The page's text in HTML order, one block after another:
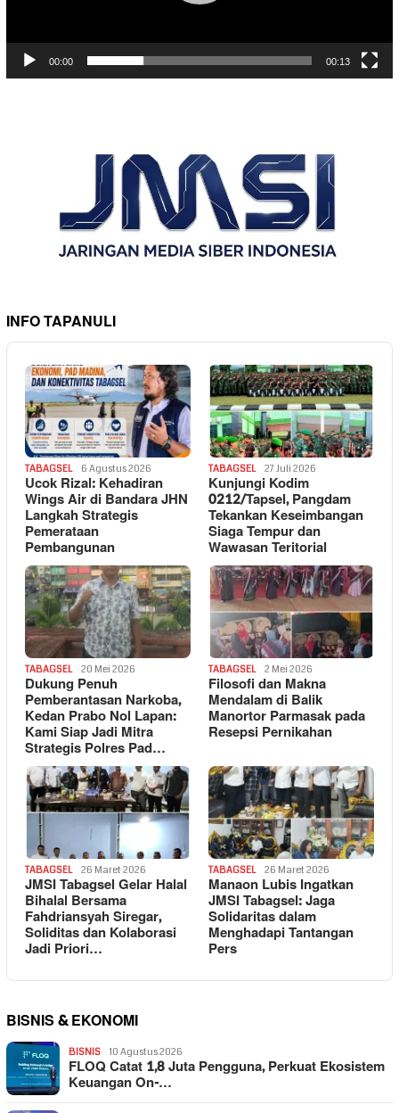
00:00 00:13
INFO TAPANULI
TABAGSEL 6 Agustus 2026
Ucok Rizal: Kehadiran
Wings Air di Bandara JHN
Langkah Strategis
Pemerataan
Pembangunan
TABAGSEL 27 Juli 2026
Kunjungi Kodim
0212/Tapsel, Pangdam
Tekankan Keseimbangan
Siaga Tempur dan
Wawasan Teritorial
TABAGSEL 20 Mei 2026
Dukung Penuh
Pemberantasan Narkoba,
Kedan Prabo Nol Lapan:
Kami Siap Jadi Mitra
Strategis Polres Pad…
TABAGSEL 2 Mei 2026
Filosofi dan Makna
Mendalam di Balik
Manortor Parmasak pada
Resepsi Pernikahan
TABAGSEL 26 Maret 2026
JMSI Tabagsel Gelar Halal
Bihalal Bersama
Fahdriansyah Siregar,
Soliditas dan Kolaborasi
Jadi Priori…
TABAGSEL 26 Maret 2026
Manaon Lubis Ingatkan
JMSI Tabagsel: Jaga
Solidaritas dalam
Menghadapi Tantangan
Pers
BISNIS & EKONOMI
BISNIS 10 Agustus 2026
FLOQ Catat 1,8 Juta Pengguna, Perkuat Ekosistem
Keuangan On-…